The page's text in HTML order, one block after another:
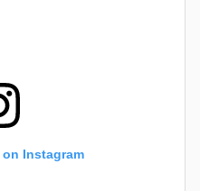
Instagram